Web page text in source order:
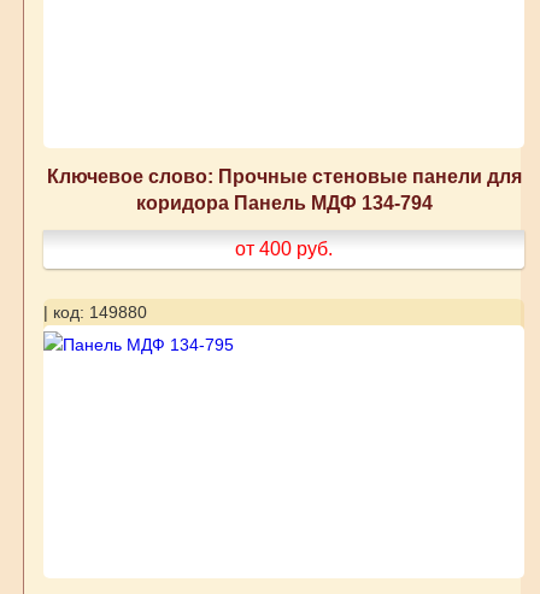
Ключевое слово: Прочные стеновые панели для
коридора Панель МДФ 134-794
от 400 руб.
| код: 149880